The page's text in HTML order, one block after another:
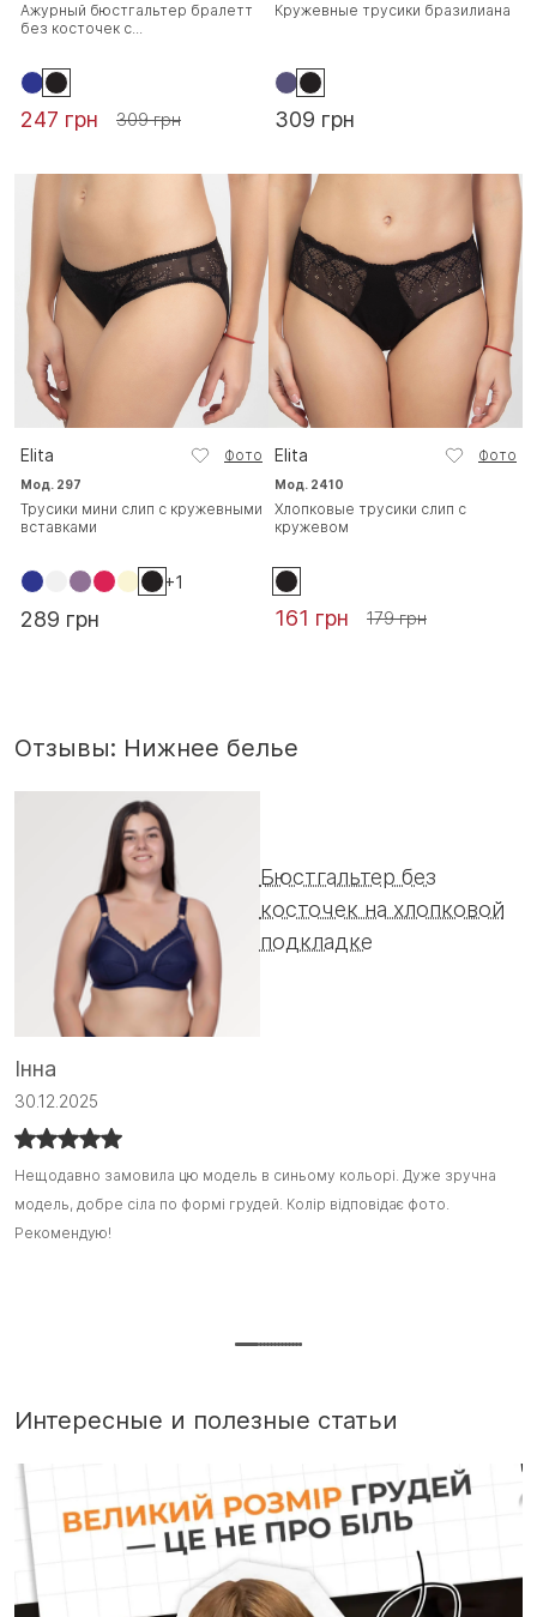
Ажурный бюстгальтер бралетт
без косточек с...
247 грн 309 грн
Кружевные трусики бразилиана
309 грн
Elita Фото
Мод. 297
Трусики мини слип с кружевными
вставками
+1
289 грн
Elita Фото
Мод. 2410
Хлопковые трусики слип с
кружевом
161 грн 179 грн
Отзывы: Нижнее белье
Бюстгальтер без
косточек на хлопковой
подкладке
Інна
30.12.2025
Нещодавно замовила цю модель в синьому кольорі. Дуже зручна
модель, добре сіла по формі грудей. Колір відповідає фото.
Рекомендую!
Нещодавно замовила цю модель в синьому кольорі. Дуже зручна
модель, добре сіла по формі грудей. Колір відповідає фото.
Рекомендую! :)
Интересные и полезные статьи